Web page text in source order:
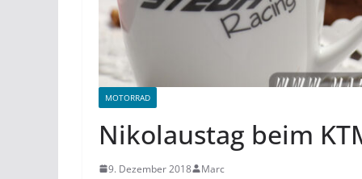
MOTORRAD
Nikolaustag beim
9. Dezember 2018 Marc